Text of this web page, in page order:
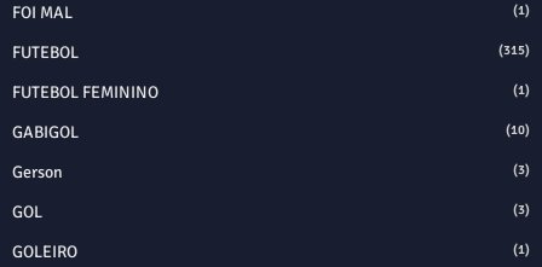
FOI MAL (1)
FUTEBOL (315)
FUTEBOL FEMININO (1)
GABIGOL (10)
Gerson (3)
GOL (3)
GOLEIRO (1)